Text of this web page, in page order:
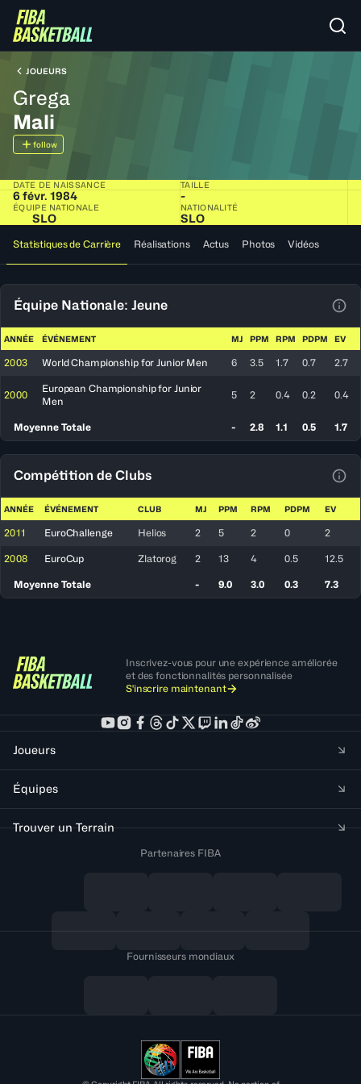
JOUEURS
Grega
Mali
follow
DATE DE NAISSANCE
6 févr. 1984
TAILLE
-
ÉQUIPE NATIONALE
SLO
NATIONALITÉ
SLO
Statistiques de Carrière Réalisations Actus Photos Vidéos
Équipe Nationale: Jeune
ANNÉE ÉVÉNEMENT MJ PPM RPM PDPM EV
2003 World Championship for Junior Men 6 3.5 1.7 0.7 2.7
2000
European Championship for Junior
Men
5 2 0.4 0.2 0.4
Moyenne Totale - 2.8 1.1 0.5 1.7
Compétition de Clubs
ANNÉE ÉVÉNEMENT CLUB MJ PPM RPM PDPM EV
2011 EuroChallenge Helios 2 5 2 0 2
2008 EuroCup Zlatorog 2 13 4 0.5 12.5
Moyenne Totale - 9.0 3.0 0.3 7.3
Inscrivez-vous pour une expérience améliorée
et des fonctionnalités personnalisée
S'inscrire maintenant
Joueurs
Équipes
Trouver un Terrain
Partenaires FIBA
Fournisseurs mondiaux